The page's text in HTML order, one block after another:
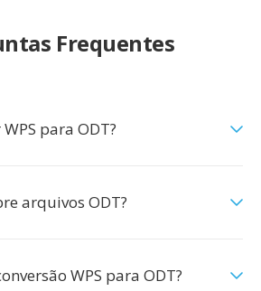
Frequentes
para ODT?
arquivos ODT?
WPS para ODT?